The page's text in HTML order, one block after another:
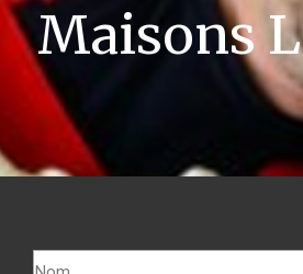
Maisons